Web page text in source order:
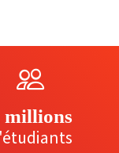
millions